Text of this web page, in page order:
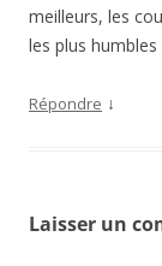
meilleurs, les
les plus humbles
Répondre ↓
Laisser un